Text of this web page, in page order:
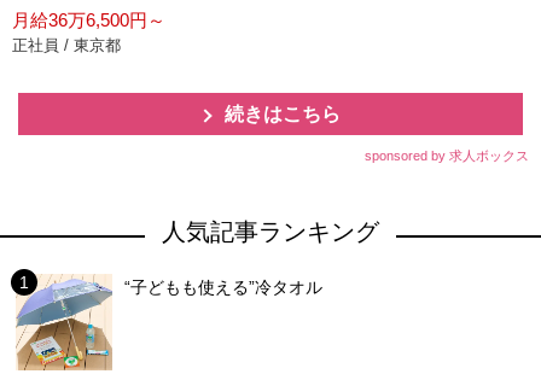
月給36万6,500円～
正社員 / 東京都
続きはこちら
sponsored by 求人ボックス
人気記事ランキング
“子どもも使える”冷タオル